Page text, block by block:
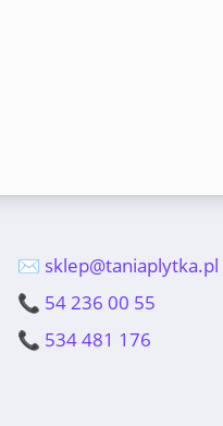
✉️ sklep@taniaplytka.pl
📞 54 236 00 55
📞 534 481 176